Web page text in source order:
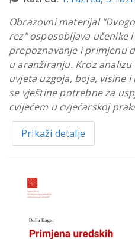
Obrazovni materijal
rez" osposobljava učenike
prepoznavanje i primjenu
u aranžiranju. Kroz
uvjeta uzgoja, boja, visine
se vještine potrebne za
cvijećem u cvjećarskoj
Prikaži detalje